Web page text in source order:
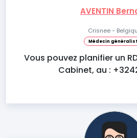
AVENTIN
Crisnee -
Médecin
Vous pouvez planifier un
Cabinet, au :